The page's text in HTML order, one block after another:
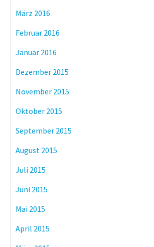
März 2016
Februar 2016
Januar 2016
Dezember 2015
November 2015
Oktober 2015
September 2015
August 2015
Juli 2015
Juni 2015
Mai 2015
April 2015